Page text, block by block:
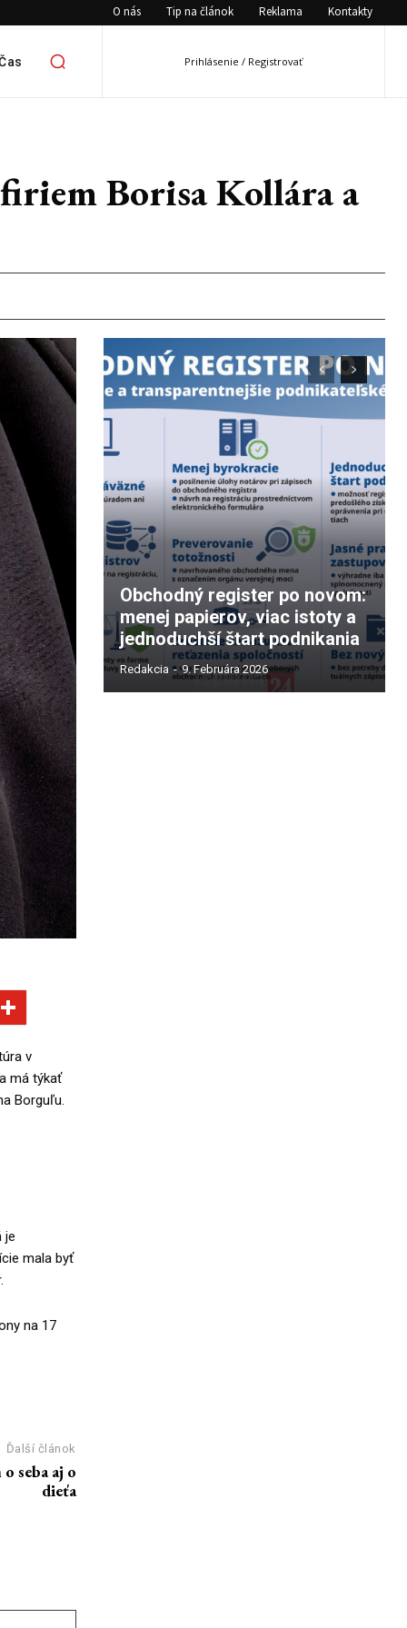
O nás Tip na článok Reklama Kontakty
Prihlásenie / Registrovať
Borisa Kollára a
v
má týkať
Borguľu.
je
mala byť
na 17
Obchodný register po novom:
menej papierov, viac istoty a
jednoduchší štart podnikania
Redakcia - 9. Februára 2026
Ďalší článok
seba aj o
dieťa